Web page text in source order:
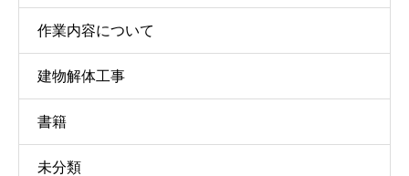
作業内容について
建物解体工事
書籍
未分類